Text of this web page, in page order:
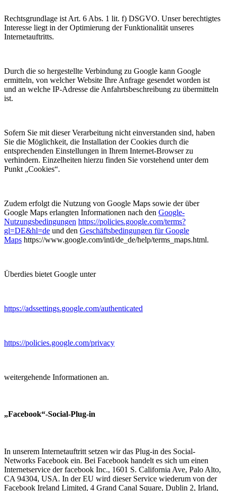
Rechtsgrundlage ist Art. 6 Abs. 1 lit. f) DSGVO. Unser berechtigtes
Interesse liegt in der Optimierung der Funktionalität unseres
Internetauftritts.
Durch die so hergestellte Verbindung zu Google kann Google
ermitteln, von welcher Website Ihre Anfrage gesendet worden ist
und an welche IP-Adresse die Anfahrtsbeschreibung zu übermitteln
ist.
Sofern Sie mit dieser Verarbeitung nicht einverstanden sind, haben
Sie die Möglichkeit, die Installation der Cookies durch die
entsprechenden Einstellungen in Ihrem Internet-Browser zu
verhindern. Einzelheiten hierzu finden Sie vorstehend unter dem
Punkt „Cookies“.
Zudem erfolgt die Nutzung von Google Maps sowie der über
Google Maps erlangten Informationen nach den Google-
Nutzungsbedingungen https://policies.google.com/terms?
gl=DE&hl=de und den Geschäftsbedingungen für Google
Maps https://www.google.com/intl/de_de/help/terms_maps.html.
Überdies bietet Google unter
https://adssettings.google.com/authenticated
https://policies.google.com/privacy
weitergehende Informationen an.
„Facebook“-Social-Plug-in
In unserem Internetauftritt setzen wir das Plug-in des Social-
Networks Facebook ein. Bei Facebook handelt es sich um einen
Internetservice der facebook Inc., 1601 S. California Ave, Palo Alto,
CA 94304, USA. In der EU wird dieser Service wiederum von der
Facebook Ireland Limited, 4 Grand Canal Square, Dublin 2, Irland,